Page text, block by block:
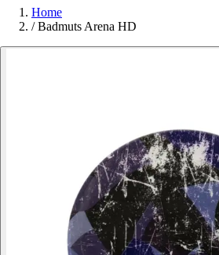
Home
/ Badmuts Arena HD